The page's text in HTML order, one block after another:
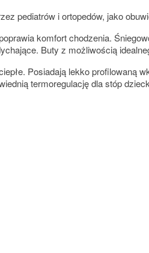
pediatrów i ortopedów, jako
komfort chodzenia.
Buty z możliwością
Posiadają lekko profilowaną
termoregulację dla stóp